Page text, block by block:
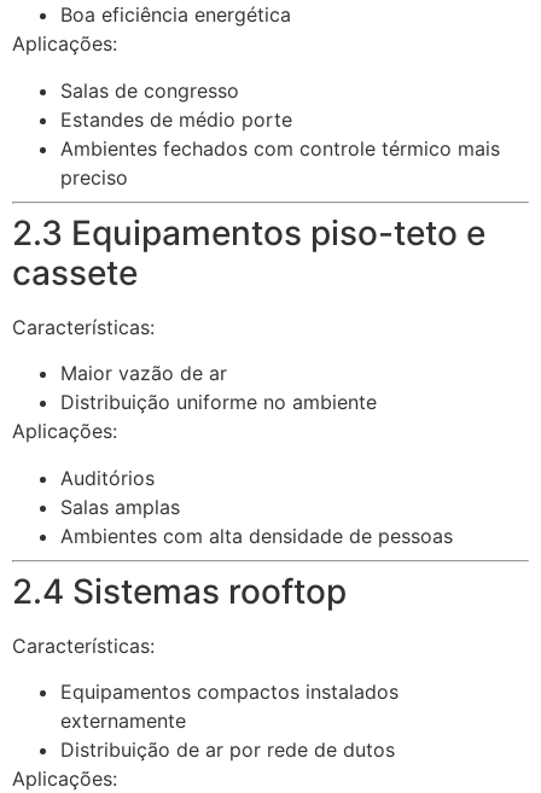
Boa eficiência energética
Aplicações:
Salas de congresso
Estandes de médio porte
Ambientes fechados com controle térmico mais
preciso
2.3 Equipamentos piso-teto e
cassete
Características:
Maior vazão de ar
Distribuição uniforme no ambiente
Aplicações:
Auditórios
Salas amplas
Ambientes com alta densidade de pessoas
2.4 Sistemas rooftop
Características:
Equipamentos compactos instalados
externamente
Distribuição de ar por rede de dutos
Aplicações: